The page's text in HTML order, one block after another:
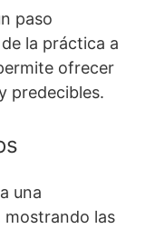
paso
la práctica a
ofrecer
predecibles.
una
mostrando las